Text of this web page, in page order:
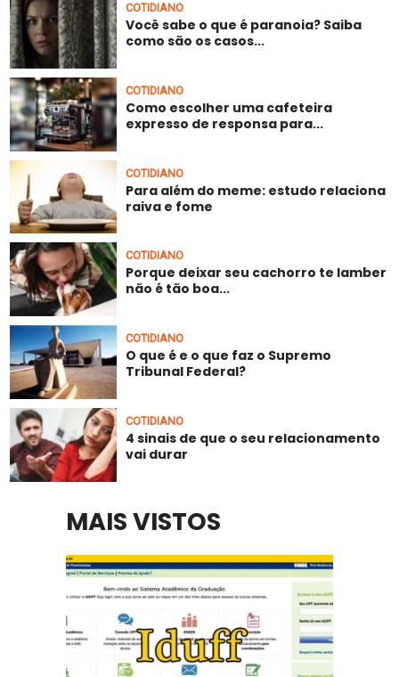
COTIDIANO
Você sabe o que é paranoia? Saiba
como são os casos...
COTIDIANO
Como escolher uma cafeteira
expresso de responsa para...
COTIDIANO
Para além do meme: estudo relaciona
raiva e fome
COTIDIANO
Porque deixar seu cachorro te lamber
não é tão boa...
COTIDIANO
O que é e o que faz o Supremo
Tribunal Federal?
COTIDIANO
4 sinais de que o seu relacionamento
vai durar
MAIS VISTOS